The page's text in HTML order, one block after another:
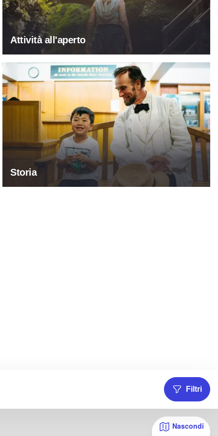
Attività all'aperto
Storia
Scopri il nostro passato
Filtri
Nascondi